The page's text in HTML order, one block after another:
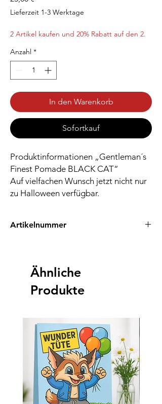
Lieferzeit 1-3 Werktage
2 Artikel kaufen und 20% Rabatt auf den 2.
Anzahl *
In den Warenkorb
Sofortkauf
Produktinformationen „Gentleman´s
Finest Pomade BLACK CAT“
Auf vielfachen Wunsch jetzt nicht nur
zu Halloween verfügbar.
Artikelnummer
Ähnliche
Produkte